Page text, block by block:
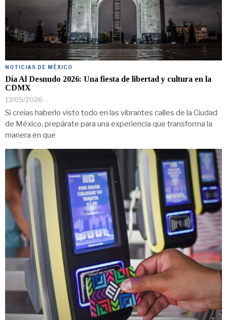
NOTICIAS DE MÉXICO
Día Al Desnudo 2026: Una fiesta de libertad y cultura en la
CDMX
13/05/2026
Si creías haberlo visto todo en las vibrantes calles de la Ciudad
de México, prepárate para una experiencia que transforma la
manera en que